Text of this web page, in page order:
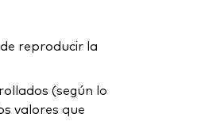
reproducir la
(según lo
valores que